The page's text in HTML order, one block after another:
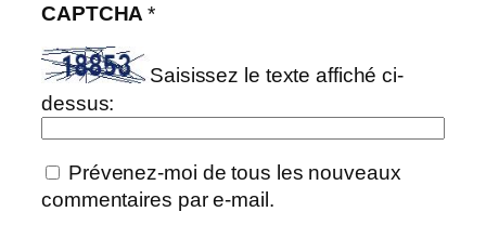
CAPTCHA*
Saisissez le texte affiché ci-
dessus:
Prévenez-moi de tous les nouveaux
commentaires par e-mail.